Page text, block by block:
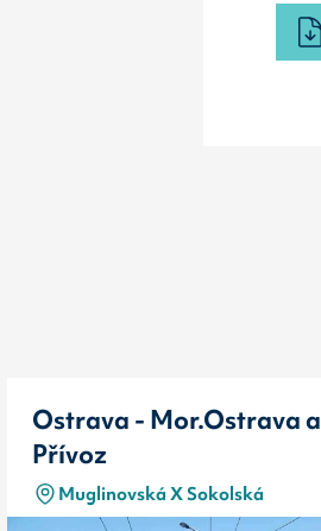
Ostrava - Mor.Ostrava a
Přívoz
Muglinovská X Sokolská